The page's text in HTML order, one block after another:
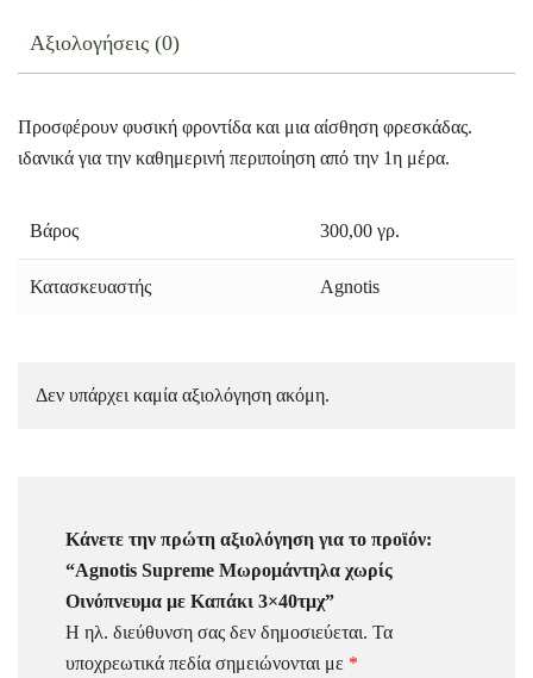
Αξιολογήσεις (0)
Προσφέρουν φυσική φροντίδα και μια αίσθηση φρεσκάδας.
ιδανικά για την καθημερινή περιποίηση από την 1η μέρα.
Βάρος 300,00 γρ.
Κατασκευαστής Agnotis
Δεν υπάρχει καμία αξιολόγηση ακόμη.
Κάνετε την πρώτη αξιολόγηση για το προϊόν:
“Agnotis Supreme Μωρομάντηλα χωρίς
Οινόπνευμα με Καπάκι 3×40τμχ”
Η ηλ. διεύθυνση σας δεν δημοσιεύεται. Τα
υποχρεωτικά πεδία σημειώνονται με *